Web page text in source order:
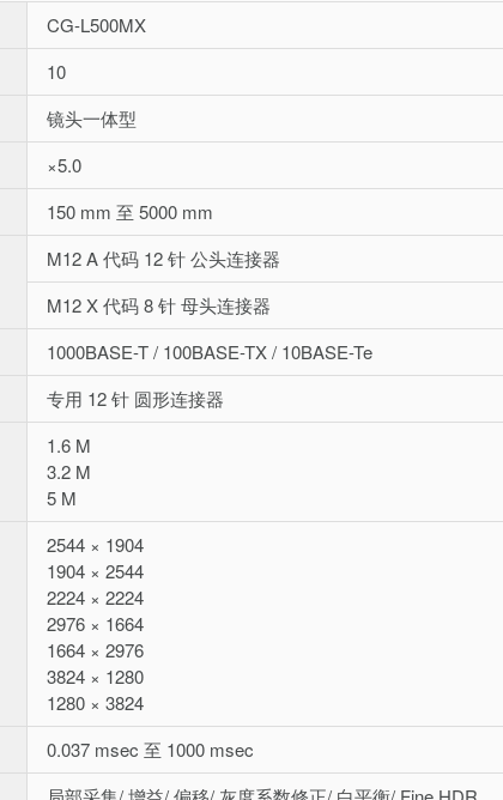
CG-L500MX
10
镜头一体型
×5.0
150 mm 至 5000 mm
M12 A 代码 12 针 公头连接器
M12 X 代码 8 针 母头连接器
1000BASE-T / 100BASE-TX / 10BASE-Te
专用 12 针 圆形连接器
1.6 M
3.2 M
5 M
2544 × 1904
1904 × 2544
2224 × 2224
2976 × 1664
1664 × 2976
3824 × 1280
1280 × 3824
0.037 msec 至 1000 msec